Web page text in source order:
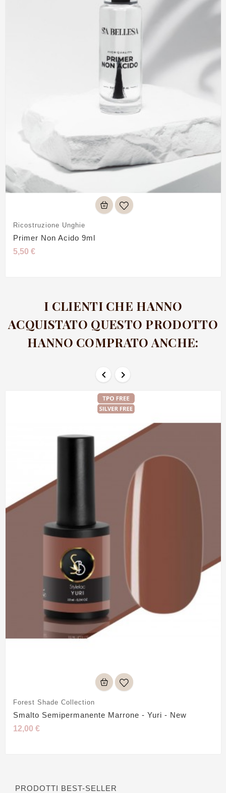
Ricostruzione Unghie
Primer Non Acido 9ml
5,50 €
I CLIENTI CHE HANNO
ACQUISTATO QUESTO PRODOTTO
HANNO COMPRATO ANCHE:
 
Forest Shade Collection
Smalto Semipermanente Marrone - Yuri - New
12,00 €
PRODOTTI BEST-SELLER